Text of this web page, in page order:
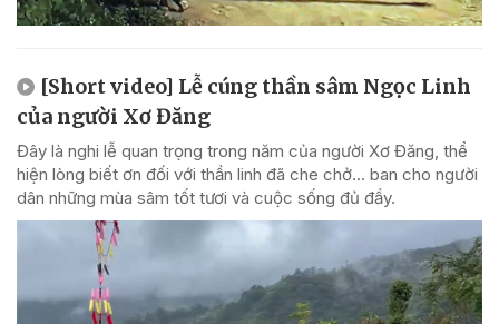
[Short video] Lễ cúng thần sâm Ngọc Linh
của người Xơ Đăng
Đây là nghi lễ quan trọng trong năm của người Xơ Đăng, thể
hiện lòng biết ơn đối với thần linh đã che chở... ban cho người
dân những mùa sâm tốt tươi và cuộc sống đủ đầy.